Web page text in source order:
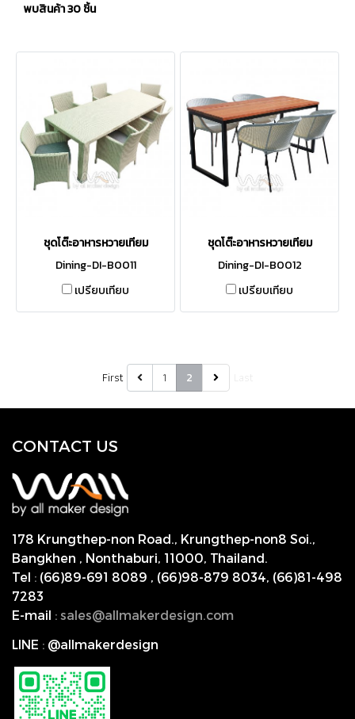
พบสินค้า 30 ชิ้น
ชุดโต๊ะอาหารหวายเทียม
Dining-DI-B0011
เปรียบเทียบ
ชุดโต๊ะอาหารหวายเทียม
Dining-DI-B0012
เปรียบเทียบ
First 1 2
CONTACT US
178 Krungthep-non Road., Krungthep-non8 Soi.,
Bangkhen , Nonthaburi, 11000, Thailand.
Tel : (66)89-691 8089 , (66)98-879 8034, (66)81-498
7283
E-mail : sales@allmakerdesign.com
LINE : @allmakerdesign